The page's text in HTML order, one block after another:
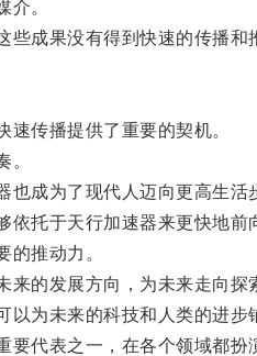
。
成果没有得到快速的传播和
传播提供了重要的契机。
成为了现代人迈向更高生活
托于天行加速器来更快地前
推动力。
的发展方向，为未来走向探
为未来的科技和人类的进步
代表之一，在各个领域都扮